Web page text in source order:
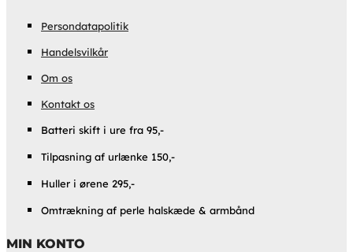
Persondatapolitik
Handelsvilkår
Om os
Kontakt os
Batteri skift i ure fra 95,-
Tilpasning af urlænke 150,-
Huller i ørene 295,-
Omtrækning af perle halskæde & armbånd
MIN KONTO